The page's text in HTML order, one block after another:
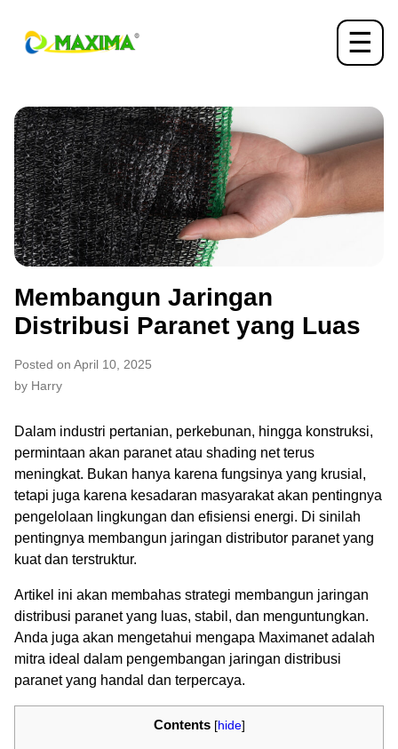
☰
Membangun Jaringan
Distribusi Paranet yang Luas
Posted on April 10, 2025
by Harry
Dalam industri pertanian, perkebunan, hingga konstruksi,
permintaan akan paranet atau shading net terus
meningkat. Bukan hanya karena fungsinya yang krusial,
tetapi juga karena kesadaran masyarakat akan pentingnya
pengelolaan lingkungan dan efisiensi energi. Di sinilah
pentingnya membangun jaringan distributor paranet yang
kuat dan terstruktur.
Artikel ini akan membahas strategi membangun jaringan
distribusi paranet yang luas, stabil, dan menguntungkan.
Anda juga akan mengetahui mengapa Maximanet adalah
mitra ideal dalam pengembangan jaringan distribusi
paranet yang handal dan terpercaya.
Contents [hide]